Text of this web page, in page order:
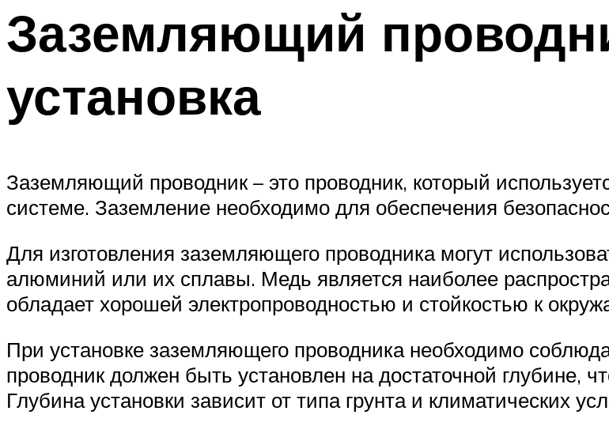
Заземляющий
установка
Заземляющий проводник – это проводник, который
системе. Заземление необходимо для обеспечения
Для изготовления заземляющего проводника могут
алюминий или их сплавы. Медь является наиболее
обладает хорошей электропроводностью и стойкостью к
При установке заземляющего проводника необходимо
проводник должен быть установлен на достаточной глубине,
Глубина установки зависит от типа грунта и климатических